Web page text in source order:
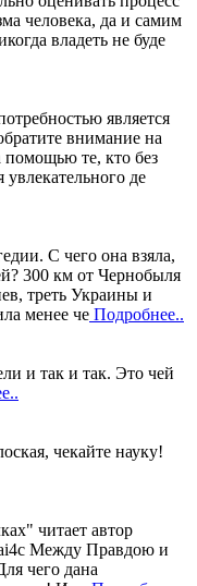
человека, да и самим
владеть не буде
является
внимание на
помощью те, кто без
де
С чего она взяла,
300 км от Чернобыля
треть Украины и
менее че Подробнее..
и так и так. Это чей
чекайте науку!
читает автор
Между Правдою и
чего дана